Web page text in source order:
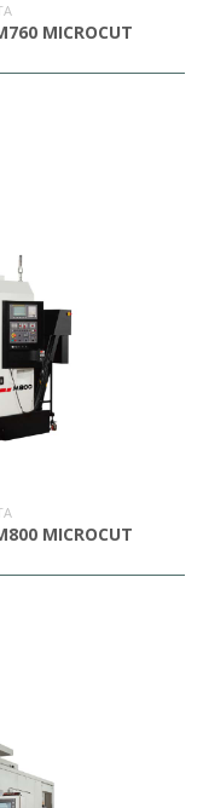
MICROCUT
MICROCUT